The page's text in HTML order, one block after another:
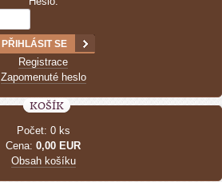
Registrace
Zapomenuté heslo
KOŠÍK
Počet: 0 ks
Cena: 0,00 EUR
Obsah košíku